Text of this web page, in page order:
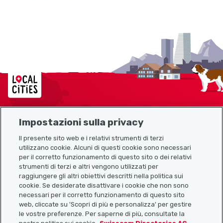
Localcities
Link utili
Scarica l’app Localcities
Impostazioni sulla privacy
Il presente sito web e i relativi strumenti di terzi
utilizzano cookie. Alcuni di questi cookie sono necessari
per il corretto funzionamento di questo sito o dei relativi
strumenti di terzi e altri vengono utilizzati per
raggiungere gli altri obiettivi descritti nella politica sui
cookie. Se desiderate disattivare i cookie che non sono
necessari per il corretto funzionamento di questo sito
web, cliccate su 'Scopri di più e personalizza' per gestire
le vostre preferenze. Per saperne di più, consultate la